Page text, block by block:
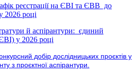
реєстрації на ЄВІ та ЄВВ до
році
й аспірантури: єдиний
у 2026 році
добір дослідницьких проєктів у
з проєктної аспірантури.